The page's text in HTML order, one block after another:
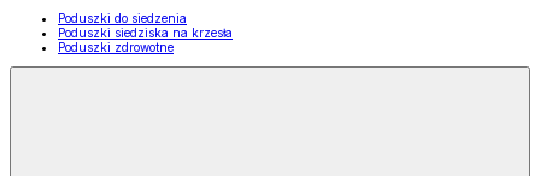
Poduszki do siedzenia
Poduszki siedziska na krzesła
Poduszki zdrowotne